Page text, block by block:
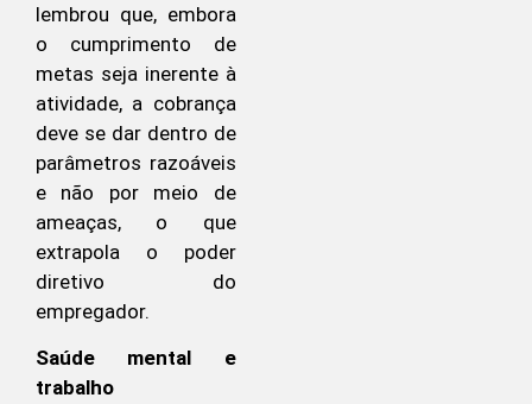
lembrou que, embora
o cumprimento de
metas seja inerente à
atividade, a cobrança
deve se dar dentro de
parâmetros razoáveis
e não por meio de
ameaças, o que
extrapola o poder
diretivo do
empregador.
Saúde mental e
trabalho